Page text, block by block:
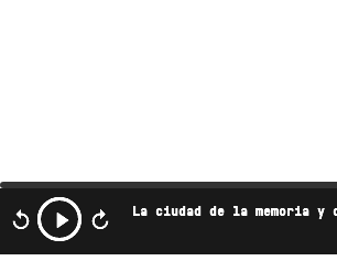
La ciudad de la memoria